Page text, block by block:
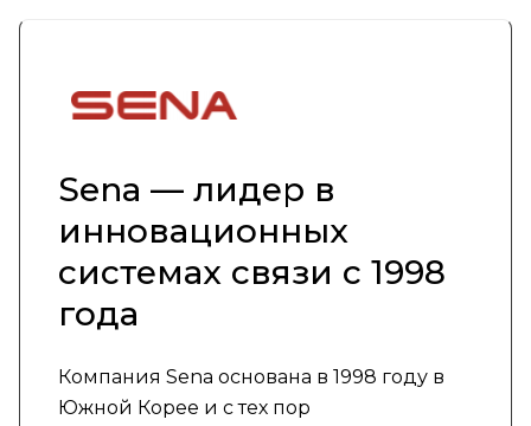
Sena — лидер в
инновационных
системах связи с 1998
года
Компания Sena основана в 1998 году в
Южной Корее и с тех пор